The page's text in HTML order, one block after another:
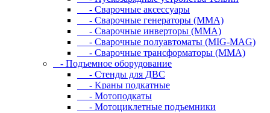
- Сварочные аксессуары
- Сварочные генераторы (MMA)
- Сварочные инверторы (MMA)
- Сварочные полуавтоматы (MIG-MAG)
- Сварочные трансформаторы (MMA)
- Пoдъeмнoe oбopудoвaниe
- Cтeнды для ДBC
- Kpaны пoдкaтныe
- Moтoпoдкaты
- Moтoциклeтныe пoдъeмники